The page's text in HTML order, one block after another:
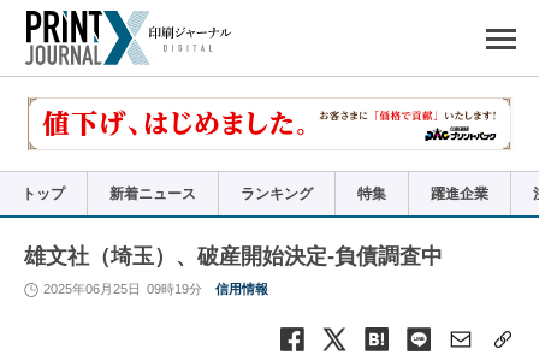
で
リ
トップ 新着ニュース ランキング 特集 躍進企業
雄文社（埼玉）、破産開始決定-負債調査中
2025年06月25日 09時19分 信用情報